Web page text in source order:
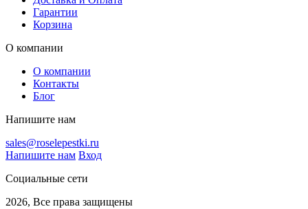
Гарантии
Корзина
О компании
О компании
Контакты
Блог
Напишите нам
sales@roselepestki.ru
Напишите нам Вход
Социальные сети
2026, Все права защищены